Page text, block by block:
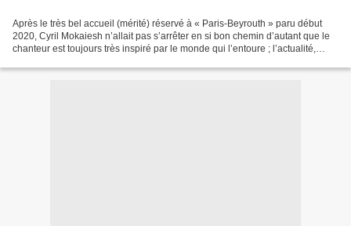
Après le très bel accueil (mérité) réservé à « Paris-Beyrouth » paru début
2020, Cyril Mokaiesh n’allait pas s’arrêter en si bon chemin d’autant que le
chanteur est toujours très inspiré par le monde qui l’entoure ; l’actualité,